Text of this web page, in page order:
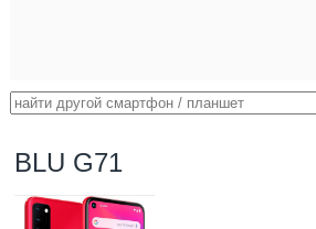
BLU G71